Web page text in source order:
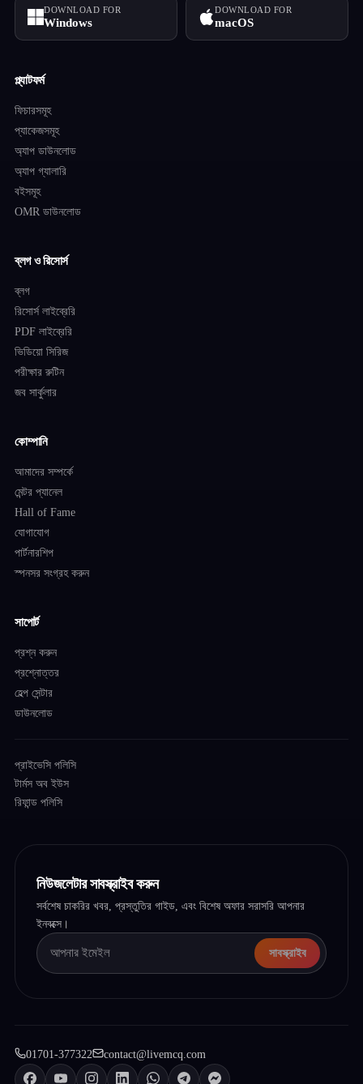
DOWNLOAD FOR
Windows
DOWNLOAD FOR
macOS
প্ল্যাটফর্ম
ফিচারসমূহ
প্যাকেজসমূহ
অ্যাপ ডাউনলোড
অ্যাপ গ্যালারি
বইসমূহ
OMR ডাউনলোড
ব্লগ ও রিসোর্স
ব্লগ
রিসোর্স লাইব্রেরি
PDF লাইব্রেরি
ভিডিয়ো সিরিজ
পরীক্ষার রুটিন
জব সার্কুলার
কোম্পানি
আমাদের সম্পর্কে
মেন্টর প্যানেল
Hall of Fame
যোগাযোগ
পার্টনারশিপ
স্পনসর সংগ্রহ করুন
সাপোর্ট
প্রশ্ন করুন
প্রশ্নোত্তর
হেল্প সেন্টার
ডাউনলোড
প্রাইভেসি পলিসি
টার্মস অব ইউস
রিফান্ড পলিসি
নিউজলেটার সাবস্ক্রাইব করুন
সর্বশেষ চাকরির খবর, প্রস্তুতির গাইড, এবং বিশেষ অফার সরাসরি আপনার
ইনবক্সে।
সাবস্ক্রাইব
01701-377322 contact@livemcq.com